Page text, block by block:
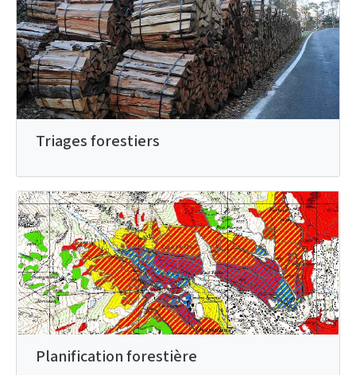
Triages forestiers
Planification forestière